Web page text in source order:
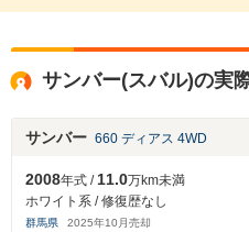
サンバー(スバル)の実
サンバー 660 ディアス 4WD
2008年式 /11.0万km未満
ホワイト系 / 修復歴なし
群馬県 2025年10 月売却